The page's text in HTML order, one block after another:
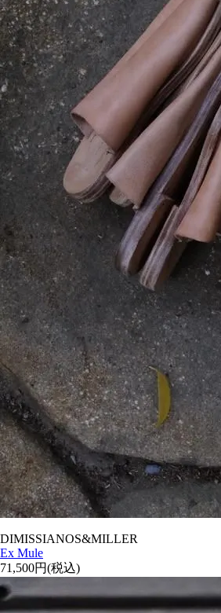
DIMISSIANOS&MILLER
Ex Mule
71,500円(税込)